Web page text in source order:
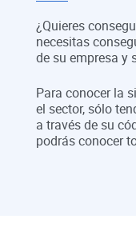
¿Quieres
necesitas
de su empresa y
Para conocer la
el sector, sólo
a través de su
podrás conocer